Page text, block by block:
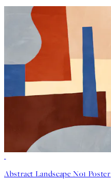
Abstract Landscape No1 Poster